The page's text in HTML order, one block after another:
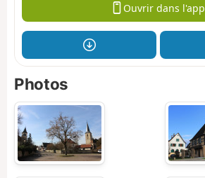
Ouvrir dans l'app
Photos